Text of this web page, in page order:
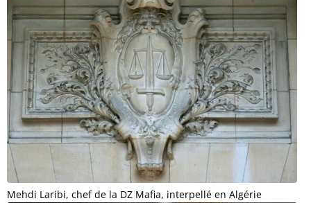
Mehdi Laribi, chef de la DZ Mafia, interpellé en Algérie